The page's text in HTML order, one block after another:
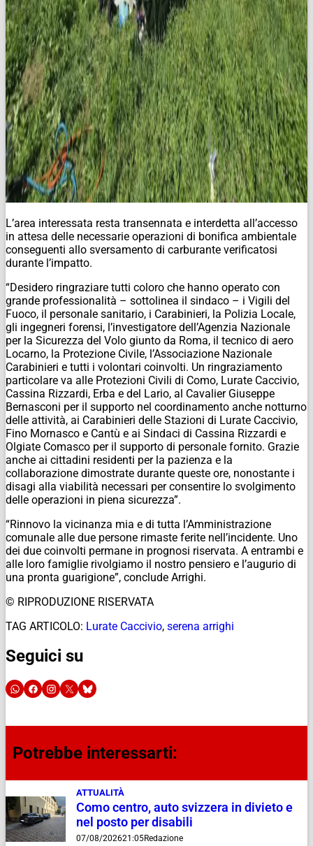
L’area interessata resta transennata e interdetta all’accesso
in attesa delle necessarie operazioni di bonifica ambientale
conseguenti allo sversamento di carburante verificatosi
durante l’impatto.
“Desidero ringraziare tutti coloro che hanno operato con
grande professionalità – sottolinea il sindaco – i Vigili del
Fuoco, il personale sanitario, i Carabinieri, la Polizia Locale,
gli ingegneri forensi, l’investigatore dell’Agenzia Nazionale
per la Sicurezza del Volo giunto da Roma, il tecnico di aero
Locarno, la Protezione Civile, l’Associazione Nazionale
Carabinieri e tutti i volontari coinvolti. Un ringraziamento
particolare va alle Protezioni Civili di Como, Lurate Caccivio,
Cassina Rizzardi, Erba e del Lario, al Cavalier Giuseppe
Bernasconi per il supporto nel coordinamento anche notturno
delle attività, ai Carabinieri delle Stazioni di Lurate Caccivio,
Fino Mornasco e Cantù e ai Sindaci di Cassina Rizzardi e
Olgiate Comasco per il supporto di personale fornito. Grazie
anche ai cittadini residenti per la pazienza e la
collaborazione dimostrate durante queste ore, nonostante i
disagi alla viabilità necessari per consentire lo svolgimento
delle operazioni in piena sicurezza”.
“Rinnovo la vicinanza mia e di tutta l’Amministrazione
comunale alle due persone rimaste ferite nell’incidente. Uno
dei due coinvolti permane in prognosi riservata. A entrambi e
alle loro famiglie rivolgiamo il nostro pensiero e l’augurio di
una pronta guarigione”, conclude Arrighi.
© RIPRODUZIONE RISERVATA
TAG ARTICOLO: Lurate Caccivio, serena arrighi
Seguici su
Potrebbe interessarti:
ATTUALITÀ
Como centro, auto svizzera in divieto e
nel posto per disabili
07/08/202621:05Redazione